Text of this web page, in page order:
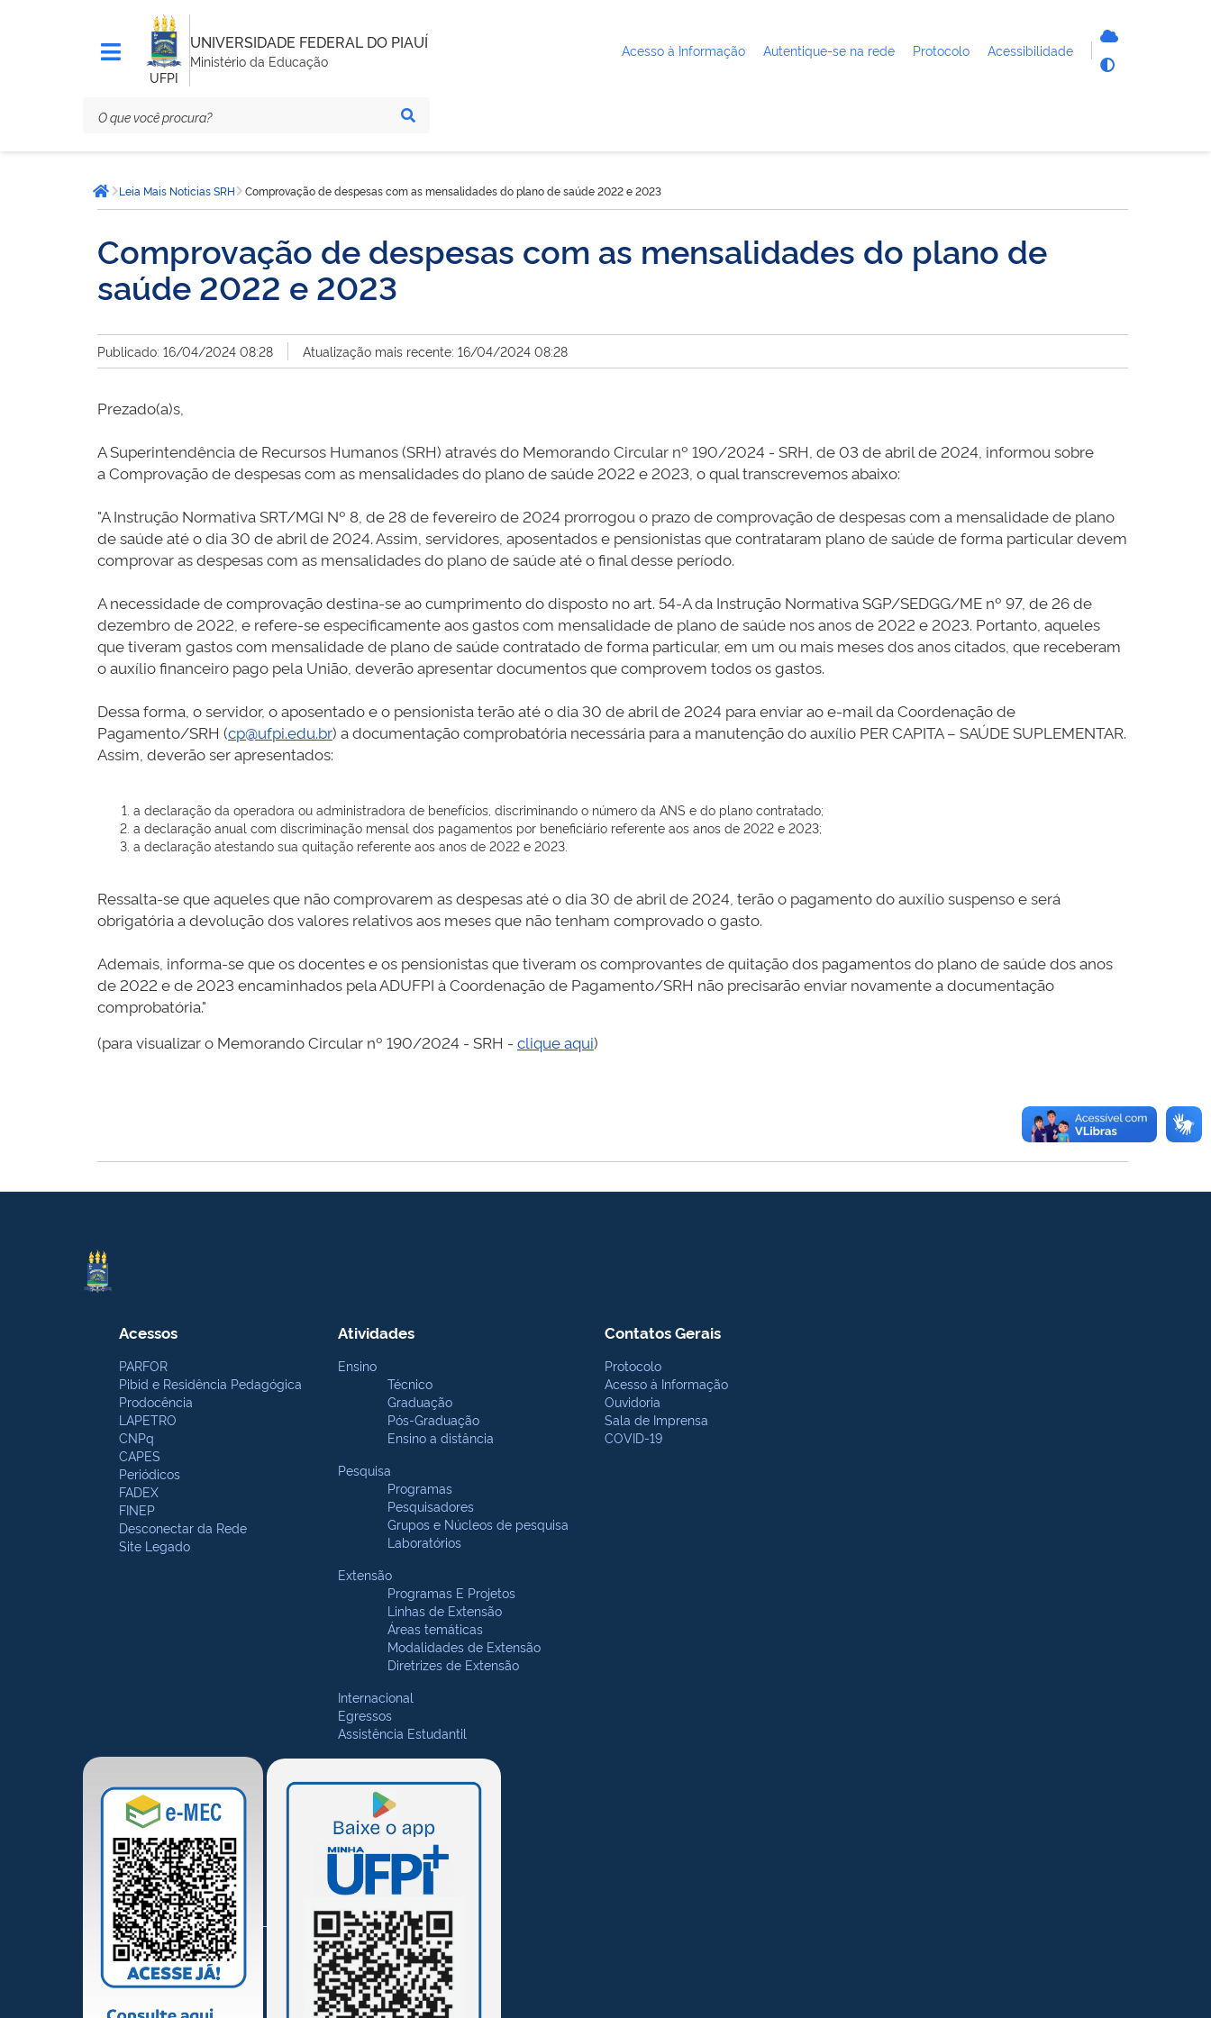
UFPI
UNIVERSIDADE FEDERAL DO PIAUÍ
Ministério da Educação
Acesso à Informação Autentique-se na rede Protocolo Acessibilidade
está
aqui:Página inicial
Leia Mais Noticias SRH Comprovação de despesas com as mensalidades do plano de saúde 2022 e 2023
Comprovação de despesas com as mensalidades do plano de
saúde 2022 e 2023
Publicado: 16/04/2024 08:28 Atualização mais recente: 16/04/2024 08:28
Prezado(a)s,
A Superintendência de Recursos Humanos (SRH) através do Memorando Circular nº 190/2024 - SRH, de 03 de abril de 2024, informou sobre
a Comprovação de despesas com as mensalidades do plano de saúde 2022 e 2023, o qual transcrevemos abaixo:
"A Instrução Normativa SRT/MGI Nº 8, de 28 de fevereiro de 2024 prorrogou o prazo de comprovação de despesas com a mensalidade de plano
de saúde até o dia 30 de abril de 2024. Assim, servidores, aposentados e pensionistas que contrataram plano de saúde de forma particular devem
comprovar as despesas com as mensalidades do plano de saúde até o final desse período.
A necessidade de comprovação destina-se ao cumprimento do disposto no art. 54-A da Instrução Normativa SGP/SEDGG/ME nº 97, de 26 de
dezembro de 2022, e refere-se especificamente aos gastos com mensalidade de plano de saúde nos anos de 2022 e 2023. Portanto, aqueles
que tiveram gastos com mensalidade de plano de saúde contratado de forma particular, em um ou mais meses dos anos citados, que receberam
o auxílio financeiro pago pela União, deverão apresentar documentos que comprovem todos os gastos.
Dessa forma, o servidor, o aposentado e o pensionista terão até o dia 30 de abril de 2024 para enviar ao e-mail da Coordenação de
Pagamento/SRH (cp@ufpi.edu.br) a documentação comprobatória necessária para a manutenção do auxílio PER CAPITA – SAÚDE SUPLEMENTAR.
Assim, deverão ser apresentados:
a declaração da operadora ou administradora de benefícios, discriminando o número da ANS e do plano contratado;
a declaração anual com discriminação mensal dos pagamentos por beneficiário referente aos anos de 2022 e 2023;
a declaração atestando sua quitação referente aos anos de 2022 e 2023.
Ressalta-se que aqueles que não comprovarem as despesas até o dia 30 de abril de 2024, terão o pagamento do auxílio suspenso e será
obrigatória a devolução dos valores relativos aos meses que não tenham comprovado o gasto.
Ademais, informa-se que os docentes e os pensionistas que tiveram os comprovantes de quitação dos pagamentos do plano de saúde dos anos
de 2022 e de 2023 encaminhados pela ADUFPI à Coordenação de Pagamento/SRH não precisarão enviar novamente a documentação
comprobatória."
(para visualizar o Memorando Circular nº 190/2024 - SRH - clique aqui)
Acessos
PARFOR
Pibid e Residência Pedagógica
Prodocência
LAPETRO
CNPq
CAPES
Periódicos
FADEX
FINEP
Desconectar da Rede
Site Legado
Atividades
Ensino
Técnico
Graduação
Pós-Graduação
Ensino a distância
Pesquisa
Programas
Pesquisadores
Grupos e Núcleos de pesquisa
Laboratórios
Extensão
Programas E Projetos
Linhas de Extensão
Áreas temáticas
Modalidades de Extensão
Diretrizes de Extensão
Internacional
Egressos
Assistência Estudantil
Contatos Gerais
Protocolo
Acesso à Informação
Ouvidoria
Sala de Imprensa
COVID-19